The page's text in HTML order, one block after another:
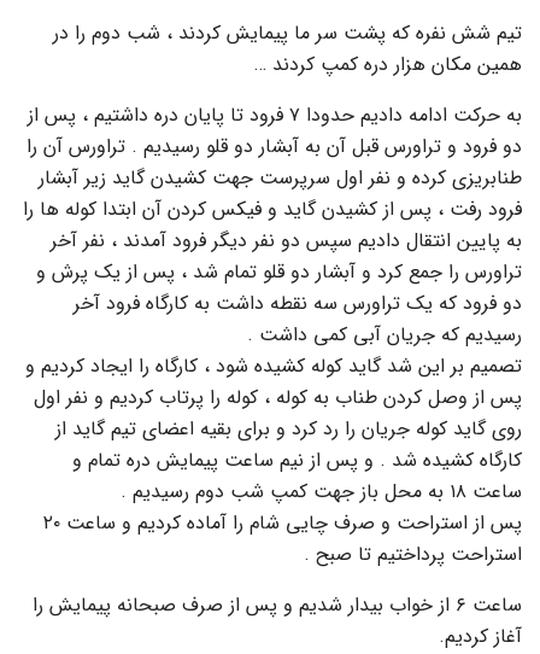
تیم شش نفره که پشت سر ما پیمایش کردند ، شب دوم را در
همین مکان هزار دره کمپ کردند …
به حرکت ادامه دادیم حدودا ۷ فرود تا پایان دره داشتیم ، پس از
دو فرود و تراورس قبل آن به آبشار دو قلو رسیدیم . تراورس آن را
طنابریزی کرده و نفر اول سرپرست جهت کشیدن گاید زیر آبشار
فرود رفت ، پس از کشیدن گاید و فیکس کردن آن ابتدا کوله ها را
به پایین انتقال دادیم سپس دو نفر دیگر فرود آمدند ، نفر آخر
تراورس را جمع کرد و آبشار دو قلو تمام شد ، پس از یک پرش و
دو فرود که یک تراورس سه نقطه داشت به کارگاه فرود آخر
رسیدیم که جریان آبی کمی داشت .
تصمیم بر این شد گاید کوله کشیده شود ، کارگاه را ایجاد کردیم و
پس از وصل کردن طناب به کوله ، کوله را پرتاب کردیم و نفر اول
روی گاید کوله جریان را رد کرد و برای بقیه اعضای تیم گاید از
کارگاه کشیده شد . و پس از نیم ساعت پیمایش دره تمام و
ساعت ۱۸ به محل باز جهت کمپ شب دوم رسیدیم .
پس از استراحت و صرف چایی شام را آماده کردیم و ساعت ۲۰
استراحت پرداختیم تا صبح .
ساعت ۶ از خواب بیدار شدیم و پس از صرف صبحانه پیمایش را
آغاز کردیم.